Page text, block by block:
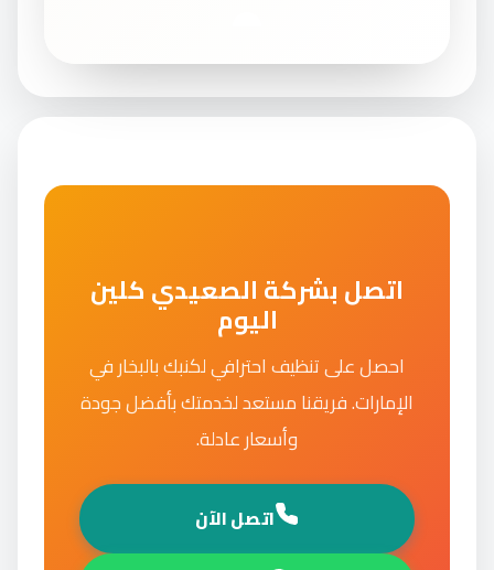
اتصل بشركة الصعيدي كلين
اليوم
احصل على تنظيف احترافي لكنبك بالبخار في
الإمارات. فريقنا مستعد لخدمتك بأفضل جودة
وأسعار عادلة.
اتصل الآن